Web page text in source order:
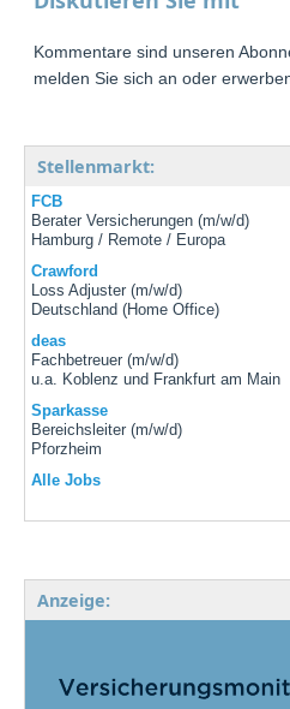
Kommentare sind unseren
melden Sie sich an oder
Stellenmarkt:
FCB
Berater Versicherungen (m/w/d)
Hamburg / Remote / Europa
Crawford
Loss Adjuster (m/w/d)
Deutschland (Home Office)
deas
Fachbetreuer (m/w/d)
u.a. Koblenz und Frankfurt am Main
Sparkasse
Bereichsleiter (m/w/d)
Pforzheim
Alle Jobs
Anzeige: